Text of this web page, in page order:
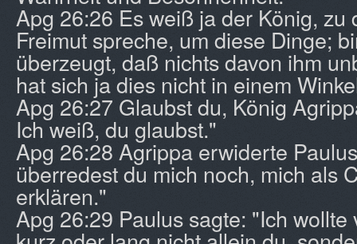
Apg 26:26 Es weiß ja der König, zu
Freimut spreche, um diese Dinge;
überzeugt, daß nichts davon ihm
hat sich ja dies nicht in einem
Apg 26:27 Glaubst du, König
Ich weiß, du glaubst."
Apg 26:28 Agrippa erwiderte
überredest du mich noch, mich als
erklären."
Apg 26:29 Paulus sagte: "Ich